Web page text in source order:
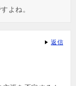
よね。
返信